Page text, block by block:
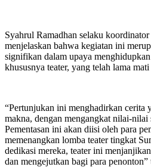
Syahrul Ramadhan selaku
menjelaskan bahwa kegiatan ini
signifikan dalam upaya
khususnya teater, yang telah lama
“Pertunjukan ini menghadirkan cerita
makna, dengan mengangkat nilai-nilai
Pementasan ini akan diisi oleh para
memenangkan lomba teater tingkat
dedikasi mereka, teater ini
dan mengejutkan bagi para penonton”